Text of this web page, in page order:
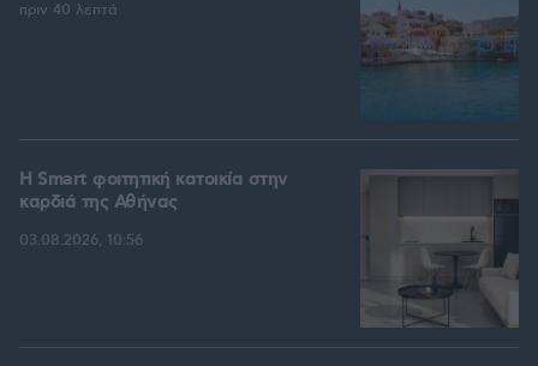
πριν 40 λεπτά
Η Smart φοιτητική κατοικία στην
καρδιά της Αθήνας
03.08.2026, 10:56